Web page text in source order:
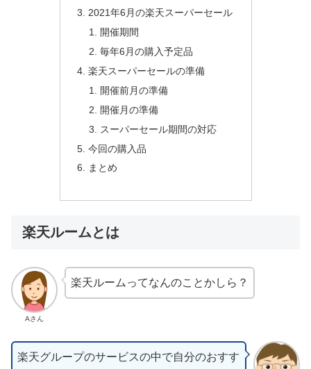
2021年6月の楽天スーパーセール
開催期間
毎年6月の購入予定品
楽天スーパーセールの準備
開催前月の準備
開催月の準備
スーパーセール期間の対応
今回の購入品
まとめ
楽天ルームとは
Aさん
楽天ルームってなんのことかしら？
楽天グループのサービスの中で自分のおすす